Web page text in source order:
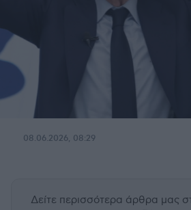
08.06.2026, 08:29
Δείτε περισσότερα άρθρα μας